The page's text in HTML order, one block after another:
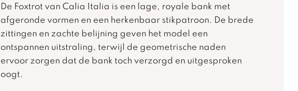
De Foxtrot van Calia Italia is een lage, royale bank met
afgeronde vormen en een herkenbaar stikpatroon. De brede
zittingen en zachte belijning geven het model een
ontspannen uitstraling, terwijl de geometrische naden
ervoor zorgen dat de bank toch verzorgd en uitgesproken
oogt.